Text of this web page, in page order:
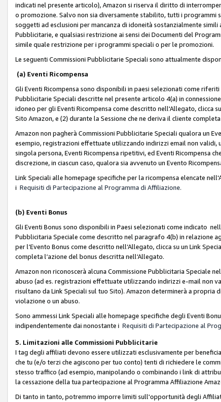
indicati nel presente articolo), Amazon si riserva il diritto di
o promozione. Salvo non sia diversamente stabilito, tutti i
soggetti ad esclusioni per mancanza di idoneità sostanzialmente
Pubblicitarie, e qualsiasi restrizione ai sensi dei Documenti del
simile quale restrizione per i programmi speciali o per le promozioni.
Le seguenti Commissioni Pubblicitarie Speciali sono attualmente
(a) Eventi Ricompensa
Gli Eventi Ricompensa sono disponibili in paesi selezionati come
Pubblicitarie Speciali descritte nel presente articolo 4(a) in
idoneo per gli Eventi Ricompensa come descritto nell'Allegato, clicca
Sito Amazon, e (2) durante la Sessione che ne deriva il cliente
Amazon non pagherà Commissioni Pubblicitarie Speciali qualora un
esempio, registrazioni effettuate utilizzando indirizzi email non
singola persona, Eventi Ricompensa ripetitivi, ed Eventi Ricompensa
discrezione, in ciascun caso, qualora sia avvenuto un Evento
Link Speciali alle homepage specifiche per la ricompensa elencate
i Requisiti di Partecipazione al Programma di Affiliazione.
(b) Eventi Bonus
Gli Eventi Bonus sono disponibili in Paesi selezionati come indicato
Pubblicitaria Speciale come descritto nel paragrafo 4(b) in relazione
per l’Evento Bonus come descritto nell’Allegato, clicca su un Link
completa l’azione del bonus descritta nell’Allegato.
Amazon non riconoscerà alcuna Commissione Pubblicitaria Speciale
abuso (ad es. registrazioni effettuate utilizzando indirizzi e-mail non
risultano da Link Speciali sul tuo Sito). Amazon determinerà a propria
violazione o un abuso.
Sono ammessi Link Speciali alle homepage specifiche degli Eventi
indipendentemente dai nonostante i Requisiti di Partecipazione al
5. Limitazioni alle Commissioni Pubblicitarie
I tag degli affiliati devono essere utilizzati esclusivamente per
che tu (e/o terzi che agiscono per tuo conto) tenti di richiedere le
stesso traffico (ad esempio, manipolando o combinando i link di
la cessazione della tua partecipazione al Programma Affiliazione
Di tanto in tanto, potremmo imporre limiti sull'opportunità degli